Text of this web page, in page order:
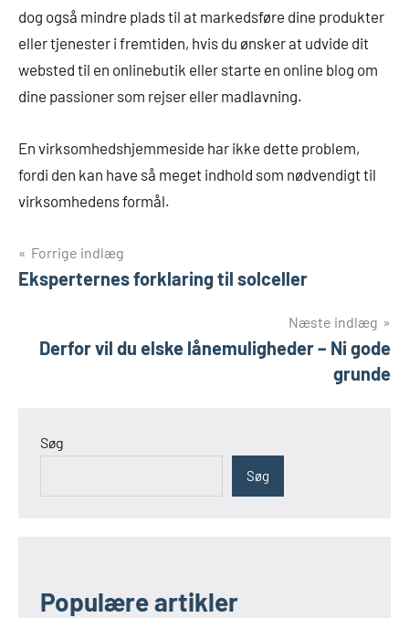
dog også mindre plads til at markedsføre dine produkter
eller tjenester i fremtiden, hvis du ønsker at udvide dit
websted til en onlinebutik eller starte en online blog om
dine passioner som rejser eller madlavning.
En virksomhedshjemmeside har ikke dette problem,
fordi den kan have så meget indhold som nødvendigt til
virksomhedens formål.
Indlægsnavigation
Forrige indlæg
Eksperternes forklaring til solceller
Næste indlæg
Derfor vil du elske lånemuligheder – Ni gode
grunde
Søg
Søg
Populære artikler